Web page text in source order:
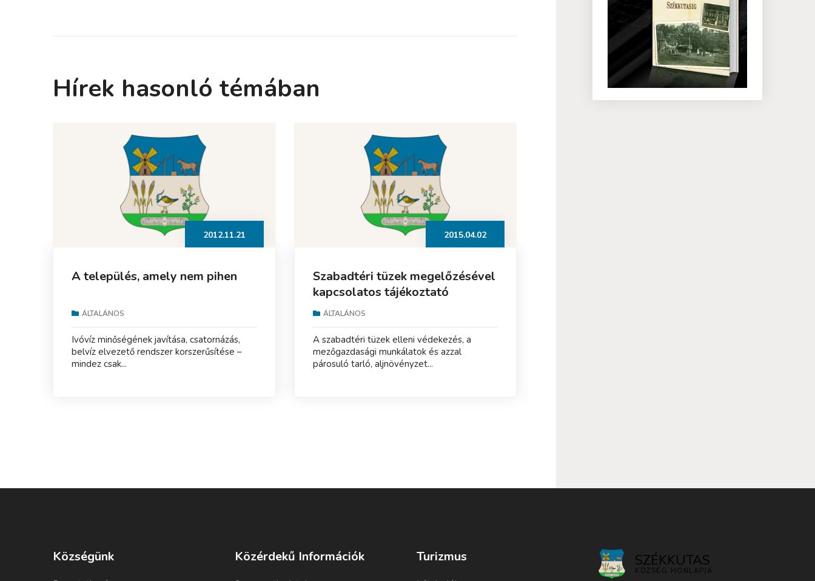
Hírek hasonló témában
2012.11.21
A település, amely nem pihen
ÁLTALÁNOS
Ivóvíz minőségének javítása, csatornázás,
belvíz elvezető rendszer korszerűsítése –
mindez csak...
2015.04.02
Szabadtéri tüzek megelőzésével
kapcsolatos tájékoztató
ÁLTALÁNOS
A szabadtéri tüzek elleni védekezés, a
mezőgazdasági munkálatok és azzal
párosuló tarló, aljnövényzet...
Községünk Közérdekű Információk Turizmus SZÉKKUTAS
KÖZSÉG HONLAPJA